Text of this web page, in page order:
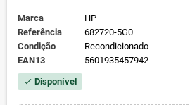
Marca
HP
Referência
682720-5G0
Condição
Recondicionado
EAN13
5601935457942
check Disponível